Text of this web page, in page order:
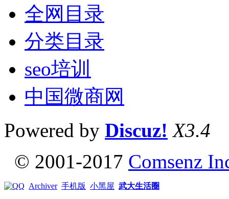
全网目录
分类目录
seo培训
中国微商网
Powered by Discuz! X3.4
© 2001-2017 Comsenz
Archiver 手机版 小黑屋 武大生活圈